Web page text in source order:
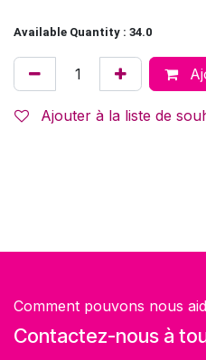
Available Quantity : 34.0
Ajouter à la liste de
Comment pouvons nous
Contactez-nous à